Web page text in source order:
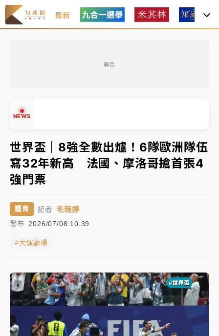
最新
廣告
NEWS
有片｜
連根拔起
中颱白海豚風雨來了！中部以北防豪雨 今晚、明天影
響最劇烈
白海豚逼近！北市水門只出不進 未移置車輛最高罰
4800＋拖吊費
油價持續凍漲！ 中油宣布下周一汽柴油價格維持不變
路鷹架倒塌壓2車
連根拔起
中颱白海豚風雨來了！中部以北防豪雨 今晚、明天影
響最劇烈
白海豚逼近！北市水門只出不進 未移置車輛最高罰
▲
▼
世界盃｜8強全數出爐！6隊歐洲隊伍
寫32年新高 法國、摩洛哥搶首張4
強門票
體育 記者 毛琬婷
發布 2026/07/08 10:39
#大運動場